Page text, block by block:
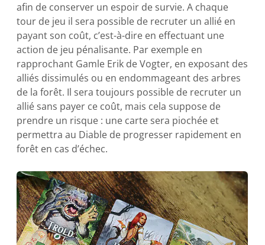
afin de conserver un espoir de survie. A chaque
tour de jeu il sera possible de recruter un allié en
payant son coût, c’est-à-dire en effectuant une
action de jeu pénalisante. Par exemple en
rapprochant Gamle Erik de Vogter, en exposant des
alliés dissimulés ou en endommageant des arbres
de la forêt. Il sera toujours possible de recruter un
allié sans payer ce coût, mais cela suppose de
prendre un risque : une carte sera piochée et
permettra au Diable de progresser rapidement en
forêt en cas d’échec.